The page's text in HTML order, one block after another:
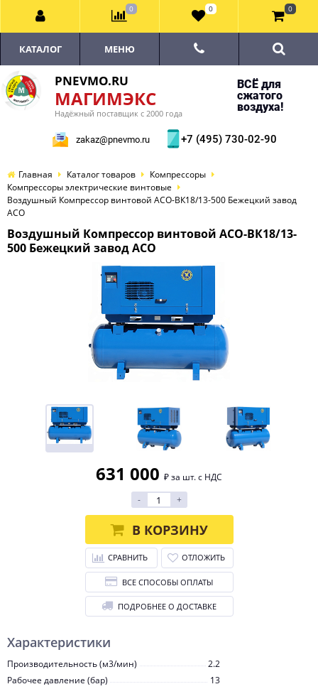
PNEVMO.RU
МАГИМЭКС
Надёжный поставщик с 2000 года
ВСЁ для
сжатого
воздуха!
zakaz@pnevmo.ru +7 (495) 730-02-90
КАТАЛОГ МЕНЮ
Главная Каталог товаров
Компрессоры
Компрессоры электрические винтовые
Воздушный Компрессор винтовой АСО-ВК18/13-500 Бежецкий завод
АСО
Воздушный Компрессор винтовой АСО-ВК18/13-
500 Бежецкий завод АСО
Характеристики
Производительность (м3/мин)
2.2
Рабочее давление (бар)
13
631 000 ₽ за шт. с НДС
-
+
В КОРЗИНУ
СРАВНИТЬ ОТЛОЖИТЬ
ВСЕ СПОСОБЫ ОПЛАТЫ
ПОДРОБНЕЕ О ДОСТАВКЕ
0 0 0